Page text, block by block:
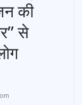
की
से